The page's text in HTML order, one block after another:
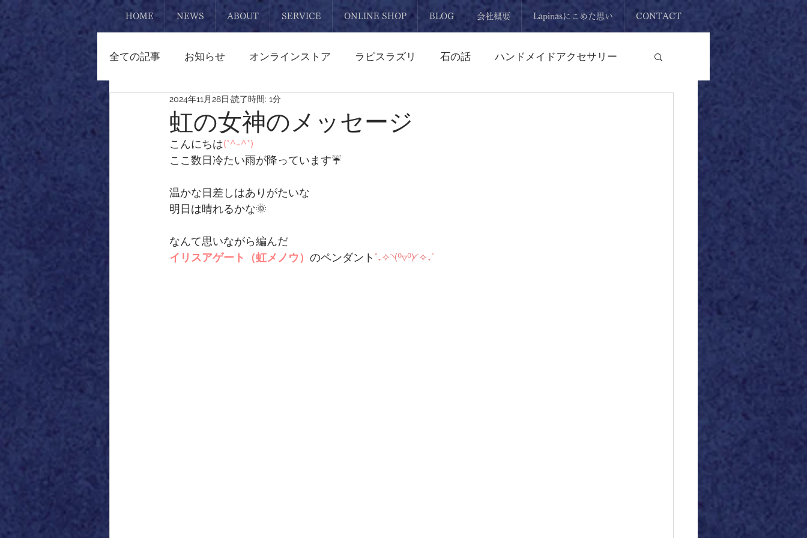
HOME NEWS ABOUT SERVICE ONLINE SHOP BLOG 会社概要 Lapinasにこめた思い CONTACT
全ての記事 お知らせ オンラインストア ラピスラズリ 石の話 ハンドメイドアクセサリー
リメイク ブレスレット
マクラメアクセサリー 水晶 ワイヤーアクセサリー
置物 勾玉 丸玉
スタッフ日記
虹の女神のメッセージ
2024年11月28日 読了時間: 1分
こんにちは(*^-^*)
ここ数日冷たい雨が降っています☔
温かな日差しはありがたいな
明日は晴れるかな🌞
なんて思いながら編んだ
イリスアゲート（虹メノウ） のペンダント °˖✧◝(⁰▿⁰)◜✧˖°